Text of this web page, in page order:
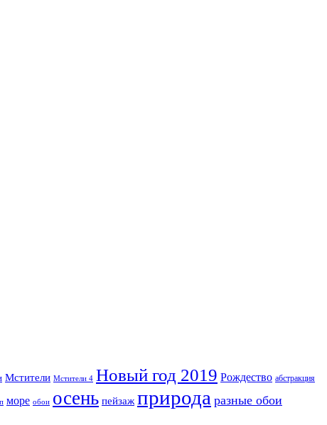
Мстители Мстители 4 Новый год 2019 Рождество абстракция
море обои осень пейзаж природа разные обои